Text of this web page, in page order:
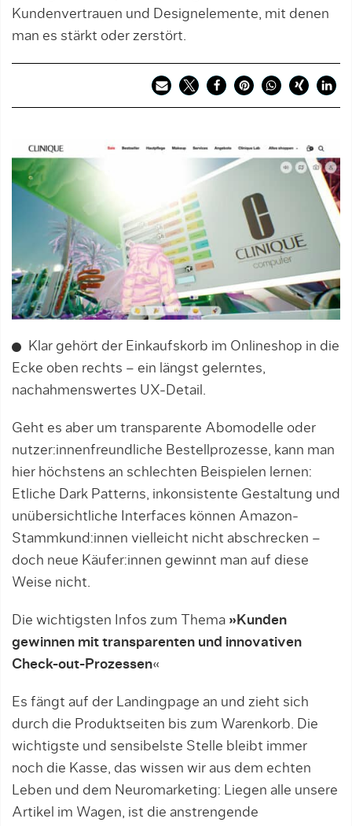
Kundenvertrauen und Designelemente, mit denen
man es stärkt oder zerstört.
Klar gehört der Einkaufskorb im Onlineshop in die
Ecke oben rechts – ein längst gelerntes,
nachahmenswertes UX-Detail.
Geht es aber um transparente Abomodelle oder
nutzer:innenfreundliche Bestellprozesse, kann man
hier höchstens an schlechten Beispielen lernen:
Etliche Dark Patterns, inkonsi­s­tente Gestaltung und
unübersichtliche Interfaces können Amazon-
Stammkund:innen vielleicht nicht abschrecken –
doch neue Käufer:innen gewinnt man auf diese
Weise nicht.
Die wichtigsten Infos zum Thema »Kunden
gewinnen mit transparenten und innovativen
Check-out-Prozessen«
Es fängt auf der Landingpage an und zieht sich
durch die Produktseiten bis zum Warenkorb. Die
wichtigste und sensibelste Stelle bleibt immer
noch die Kasse, das wissen wir aus dem echten
Leben und dem Neuromarketing: Liegen alle unsere
Artikel im Wagen, ist die anstrengende